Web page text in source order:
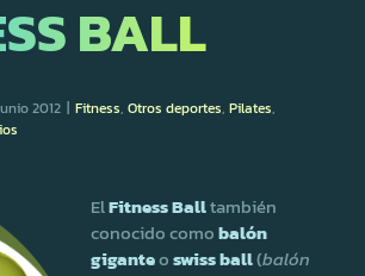
BALL
2012 Fitness, Otros deportes, Pilates,
ElFitness Balltambién
conocido comobalón
giganteoswiss ball(balón